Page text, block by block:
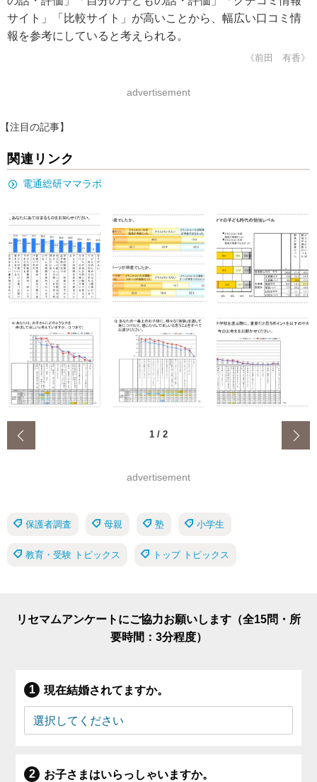
サイト」「比較サイト」が高いことから、幅広い口コミ情
報を参考にしていると考えられる。
《前田 有香》
advertisement
【注目の記事】
関連リンク
電通総研ママラボ
1 / 2
advertisement
保護者調査 母親 塾 小学生
教育・受験 トピックス トップ トピックス
リセマムアンケートにご協力お願いします（全15問・所
要時間：3分程度）
現在結婚されてますか。
お子さまはいらっしゃいますか。